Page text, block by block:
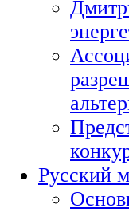
Русский